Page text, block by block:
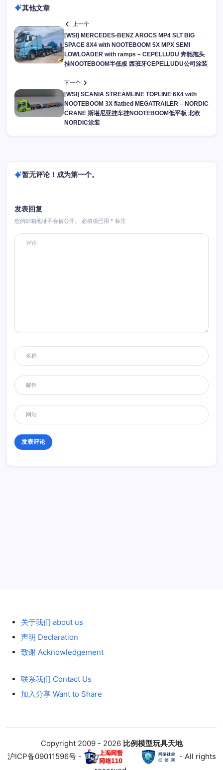
其他文章
上一个
[WSI] MERCEDES-BENZ AROCS MP4 SLT BIG
SPACE 8X4 with NOOTEBOOM 5X MPX SEMI
LOWLOADER with ramps – CEPELLUDU 奔驰拖头
挂NOOTEBOOM半低板 西班牙CEPELLUDU公司涂装
下一个
[WSI] SCANIA STREAMLINE TOPLINE 6X4 with
NOOTEBOOM 3X flatbed MEGATRAILER – NORDIC
CRANE 斯堪尼亚挂车挂NOOTEBOOM低平板 北欧
NORDIC涂装
暂无评论！成为第一个。
发表回复
您的邮箱地址不会被公开。 必填项已用 * 标注
关于我们 about us
声明 Declaration
致谢 Acknowledgement
联系我们 Contact Us
加入分享 Want to Share
Copyright 2009 - 2026 比例模型玩具天地
沪ICP备09011596号 -
- All rights